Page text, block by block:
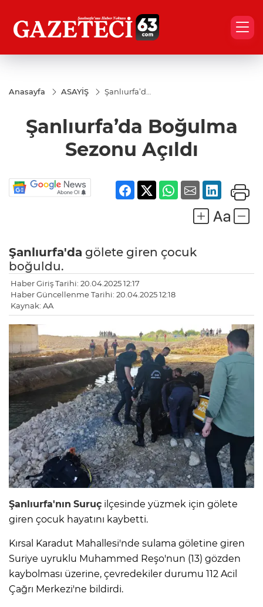
Anasayfa ASAYİŞ
Şanlıurfa’da
Açıldı
Şanlıurfa’da Boğulma
Sezonu Açıldı
Şanlıurfa'da gölete giren çocuk
boğuldu.
Haber Giriş Tarihi: 20.04.2025 12:17
Haber Güncellenme Tarihi: 20.04.2025 12:18
Kaynak: AA
Şanlıurfa'nın Suruç ilçesinde yüzmek için gölete
giren çocuk hayatını kaybetti.
Kırsal Karadut Mahallesi'nde sulama göletine giren
Suriye uyruklu Muhammed Reşo'nun (13) gözden
kaybolması üzerine, çevredekiler durumu 112 Acil
Çağrı Merkezi'ne bildirdi.